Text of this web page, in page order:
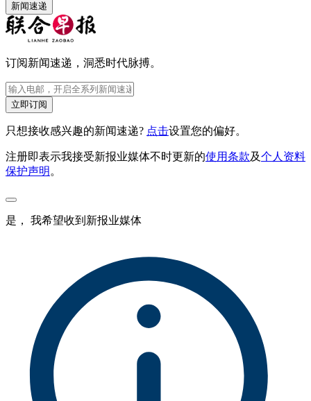
新闻速递
订阅新闻速递，洞悉时代脉搏。
立即订阅
只想接收感兴趣的新闻速递? 点击设置您的偏好。
注册即表示我接受新报业媒体不时更新的使用条款及个人资料
保护声明。
是， 我希望收到新报业媒体